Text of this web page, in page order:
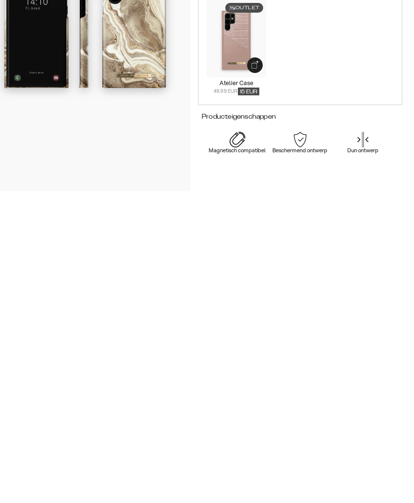
OUTLET
Atelier Case
49.99 EUR 15 EUR
Producteigenschappen
Magnetisch compatibel Beschermend ontwerp Dun ontwerp